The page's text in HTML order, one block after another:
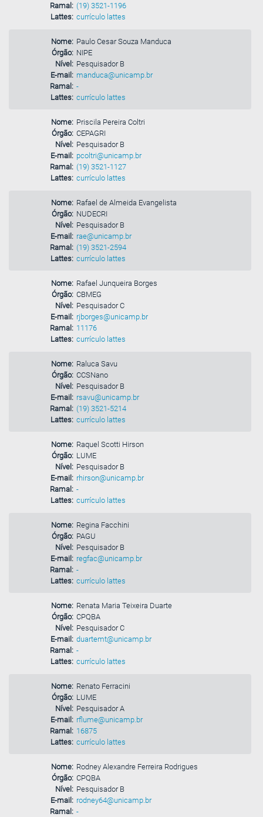
Ramal: (19) 3521-1196
Lattes: currículo lattes
Nome: Paulo Cesar Souza Manduca
Órgão: NIPE
Nível: Pesquisador B
E-mail: manduca@unicamp.br
Ramal: -
Lattes: currículo lattes
Nome: Priscila Pereira Coltri
Órgão: CEPAGRI
Nível: Pesquisador B
E-mail: pcoltri@unicamp.br
Ramal: (19) 3521-1127
Lattes: currículo lattes
Nome: Rafael de Almeida Evangelista
Órgão: NUDECRI
Nível: Pesquisador B
E-mail: rae@unicamp.br
Ramal: (19) 3521-2594
Lattes: currículo lattes
Nome: Rafael Junqueira Borges
Órgão: CBMEG
Nível: Pesquisador C
E-mail: rjborges@unicamp.br
Ramal: 11176
Lattes: currículo lattes
Nome: Raluca Savu
Órgão: CCSNano
Nível: Pesquisador B
E-mail: rsavu@unicamp.br
Ramal: (19) 3521-5214
Lattes: currículo lattes
Nome: Raquel Scotti Hirson
Órgão: LUME
Nível: Pesquisador B
E-mail: rhirson@unicamp.br
Ramal: -
Lattes: currículo lattes
Nome: Regina Facchini
Órgão: PAGU
Nível: Pesquisador B
E-mail: regfac@unicamp.br
Ramal: -
Lattes: currículo lattes
Nome: Renata Maria Teixeira Duarte
Órgão: CPQBA
Nível: Pesquisador C
E-mail: duartemt@unicamp.br
Ramal: -
Lattes: currículo lattes
Nome: Renato Ferracini
Órgão: LUME
Nível: Pesquisador A
E-mail: rflume@unicamp.br
Ramal: 16875
Lattes: currículo lattes
Nome: Rodney Alexandre Ferreira Rodrigues
Órgão: CPQBA
Nível: Pesquisador B
E-mail: rodney64@unicamp.br
Ramal: -